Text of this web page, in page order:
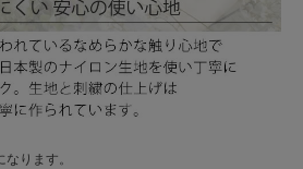
ります。